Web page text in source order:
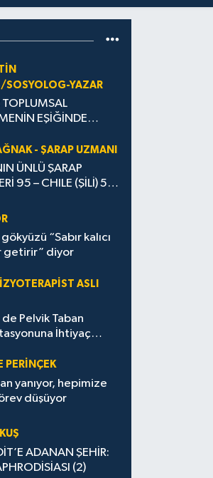
SOSYOLOG-YAZAR
TOPLUMSAL
EŞİĞİNDE…
- ŞARAP UZMANI
ÜNLÜ ŞARAP
95 – CHILE (ŞİLİ) 5 -
“Sabır kalıcı
getirir” diyor
ASLI
Pelvik Taban
İhtiyaç
PERİNÇEK
yanıyor, hepimize
düşüyor
ADANAN ŞEHİR:
(2)